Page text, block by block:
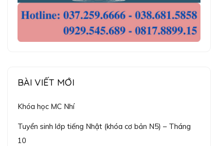
BÀI VIẾT MỚI
Khóa học MC Nhí
Tuyển sinh lớp tiếng Nhật (khóa cơ bản N5) – Tháng
10